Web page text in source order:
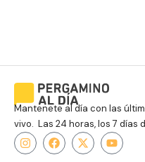
Mantenete al día con las
vivo. Las 24 horas, los 7 días